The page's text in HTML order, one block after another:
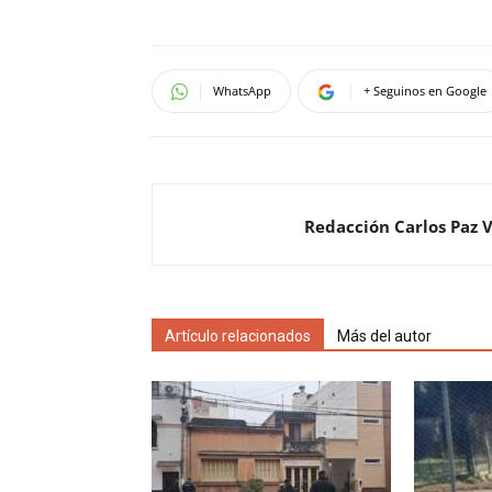
WhatsApp + Seguinos en Google
Redacción Carlos Paz
Artículo relacionados Más del autor